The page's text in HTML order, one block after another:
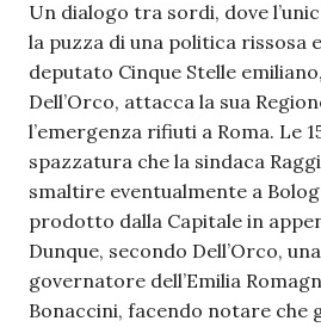
Un dialogo tra sordi, dove
la puzza di una politica rissosa
deputato Cinque Stelle
Dell’Orco, attacca la sua
l’emergenza rifiuti a Roma. Le
spazzatura che la sindaca
smaltire eventualmente a
prodotto dalla Capitale in
Dunque, secondo Dell’Orco,
governatore dell’Emilia
Bonaccini, facendo notare che